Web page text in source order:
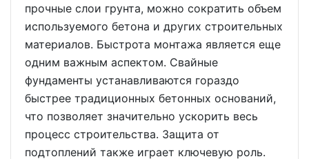
прочные слои грунта, можно сократить объем
используемого бетона и других строительных
материалов. Быстрота монтажа является еще
одним важным аспектом. Свайные
фундаменты устанавливаются гораздо
быстрее традиционных бетонных оснований,
что позволяет значительно ускорить весь
процесс строительства. Защита от
подтоплений также играет ключевую роль.